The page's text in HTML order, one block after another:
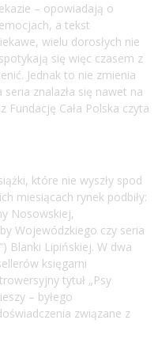
– opowiadają o
a tekst
wielu dorosłych nie
się więc czasem z
Jednak to nie zmienia
znalazła się nawet na
Fundację Cała Polska czyta
które nie wyszły spod
miesiącach rynek podbiły:
Nosowskiej,
Wojewódzkiego czy seria
Blanki Lipińskiej. W dwa
księgarni
tytuł „Psy
– byłego
związane z